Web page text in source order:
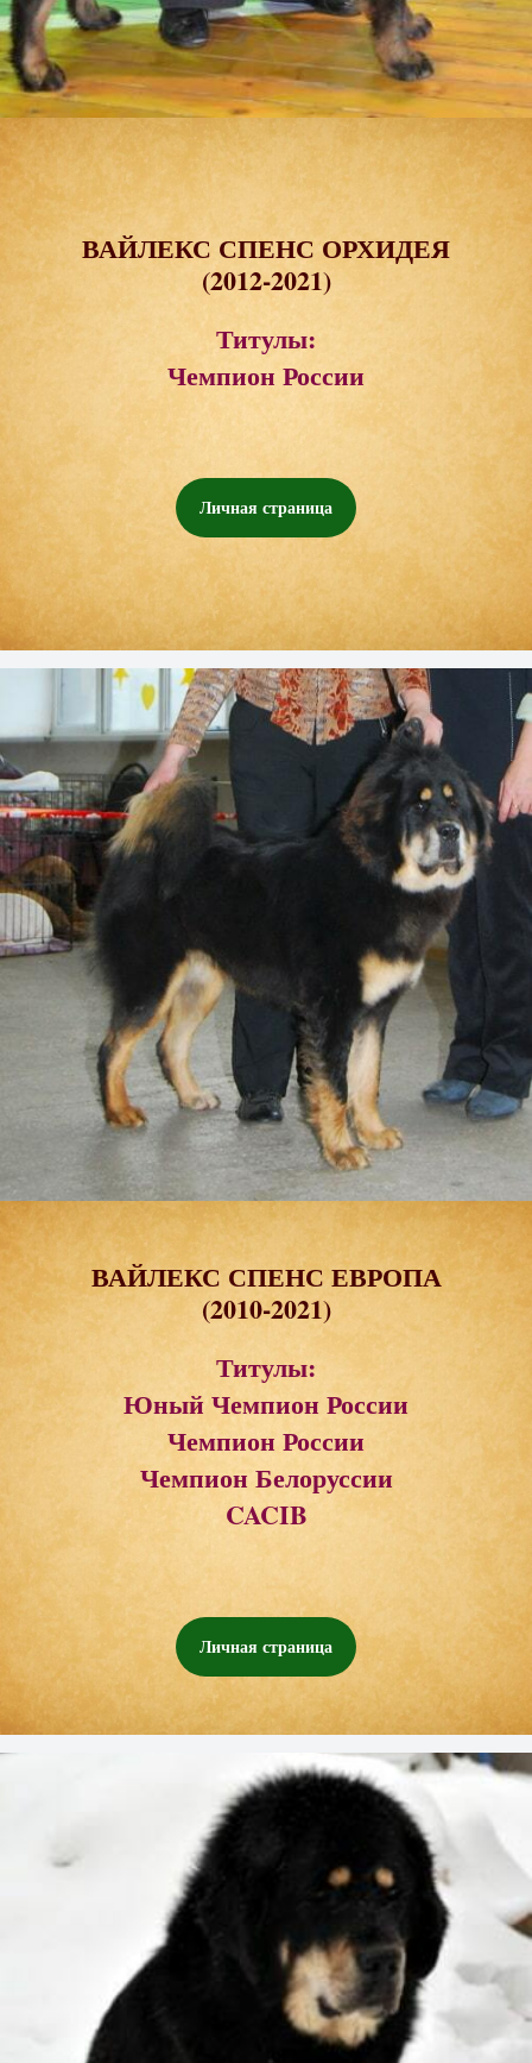
ВАЙЛЕКС СПЕНС ОРХИДЕЯ
(2012-2021)
Титулы:
Чемпион России
Личная страница
ВАЙЛЕКС СПЕНС ЕВРОПА
(2010-2021)
Титулы:
Юный Чемпион России
Чемпион России
Чемпион Белоруссии
CACIB
Личная страница